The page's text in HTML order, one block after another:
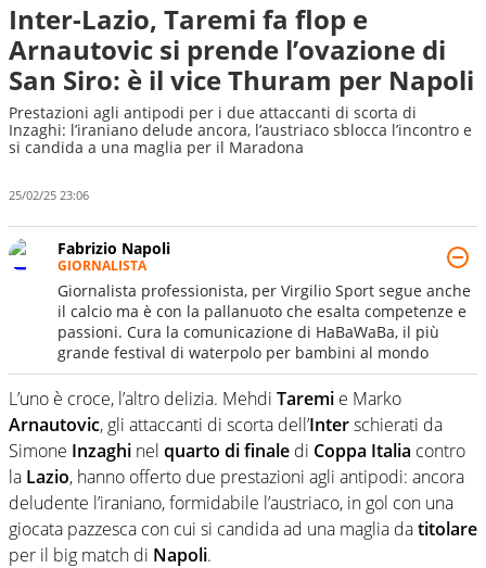
Inter-Lazio, Taremi fa flop e
Arnautovic si prende l’ovazione di
San Siro: è il vice Thuram per Napoli
Prestazioni agli antipodi per i due attaccanti di scorta di
Inzaghi: l’iraniano delude ancora, l’austriaco sblocca l’incontro e
si candida a una maglia per il Maradona
25/02/25 23:06
Fabrizio Napoli
GIORNALISTA
Giornalista professionista, per Virgilio Sport segue anche
il calcio ma è con la pallanuoto che esalta competenze e
passioni. Cura la comunicazione di HaBaWaBa, il più
grande festival di waterpolo per bambini al mondo
L’uno è croce, l’altro delizia. Mehdi Taremi e Marko
Arnautovic, gli attaccanti di scorta dell’Interschierati da
Simone Inzaghi nel quarto difinale di Coppa Italia contro
la Lazio, hanno offerto due prestazioni agli antipodi: ancora
deludente l’iraniano, formidabile l’austriaco, in gol con una
giocata pazzesca con cui si candida ad una maglia datitolare
per il big match di Napoli.